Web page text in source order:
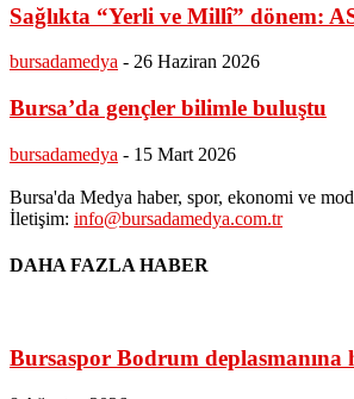
Sağlıkta “Yerli ve Millî” dönem:
bursadamedya - 26 Haziran 2026
Bursa’da gençler bilimle buluştu
bursadamedya - 15 Mart 2026
Bursa'da Medya haber, spor, ekonomi ve
İletişim: info@bursadamedya.com.tr
DAHA FAZLA HABER
Bursaspor Bodrum deplasmanına